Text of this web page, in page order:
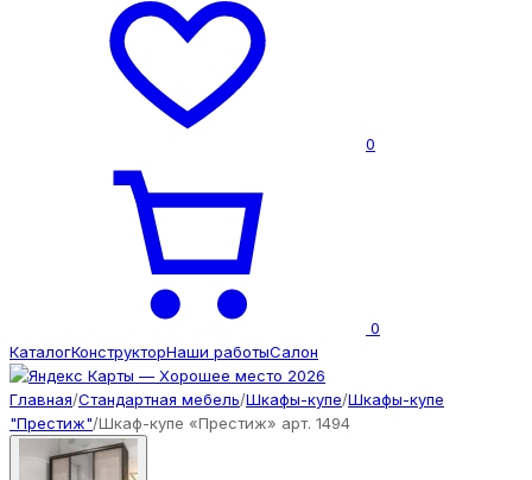
0
0
КаталогКонструкторНаши работыСалон
Главная/Стандартная мебель/Шкафы-купе/Шкафы-купе
"Престиж"/Шкаф-купе «Престиж» арт. 1494